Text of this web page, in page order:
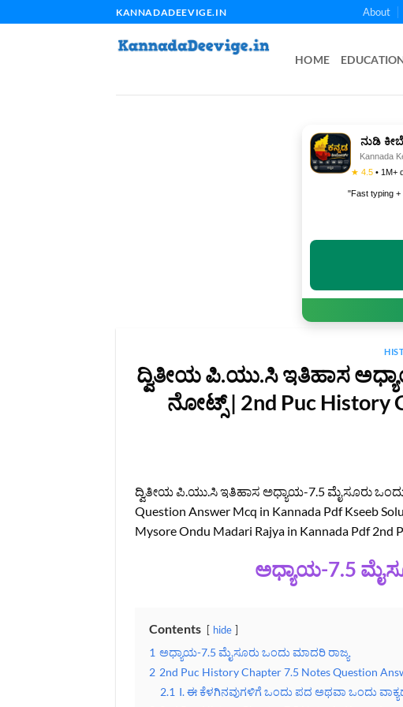
to
KANNADADEEVIGE.IN About
HOME
ನುಡಿ
Kannada
★ 4.5 • 1M+
"Fast typing +
ದ್ವಿತೀಯ ಪಿ.ಯು.ಸಿ ಇತಿಹಾಸ
ನೋಟ್ಸ್‌ | 2nd Puc History
ದ್ವಿತೀಯ ಪಿ.ಯು.ಸಿ ಇತಿಹಾಸ ಅಧ್ಯಾಯ-7.5 ಮೈಸೂರು ಒಂದು
Question Answer Mcq in Kannada Pdf Kseeb
Mysore Ondu Madari Rajya in Kannada Pdf 2nd
ಅಧ್ಯಾಯ-7.5
Contents hide
1 ಅಧ್ಯಾಯ-7.5 ಮೈಸೂರು ಒಂದು ಮಾದರಿ ರಾಜ್ಯ
2 2nd Puc History Chapter 7.5 Notes Question
2.1 I. ಈ ಕೆಳಗಿನವುಗಳಿಗೆ ಒಂದು ಪದ ಅಥವಾ ಒಂದು